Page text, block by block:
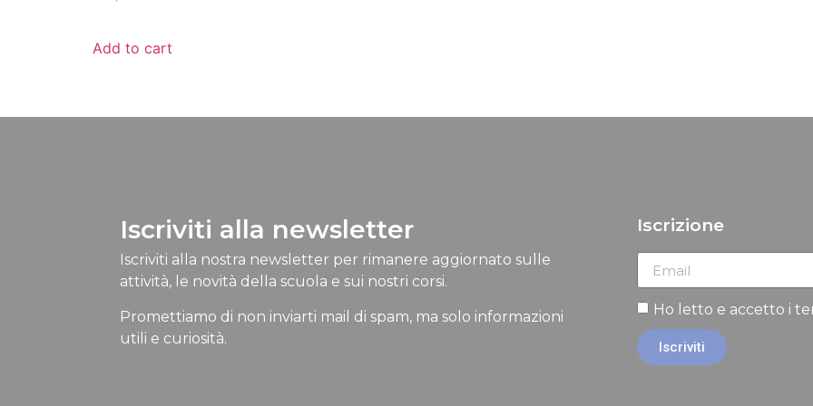
Add to cart
Iscriviti alla newsletter
Iscriviti alla nostra newsletter per rimanere aggiornato sulle
attività, le novità della scuola e sui nostri corsi.
Promettiamo di non inviarti mail di spam, ma solo informazioni
utili e curiosità.
Iscrizione
Ho letto e accetto i
Iscriviti